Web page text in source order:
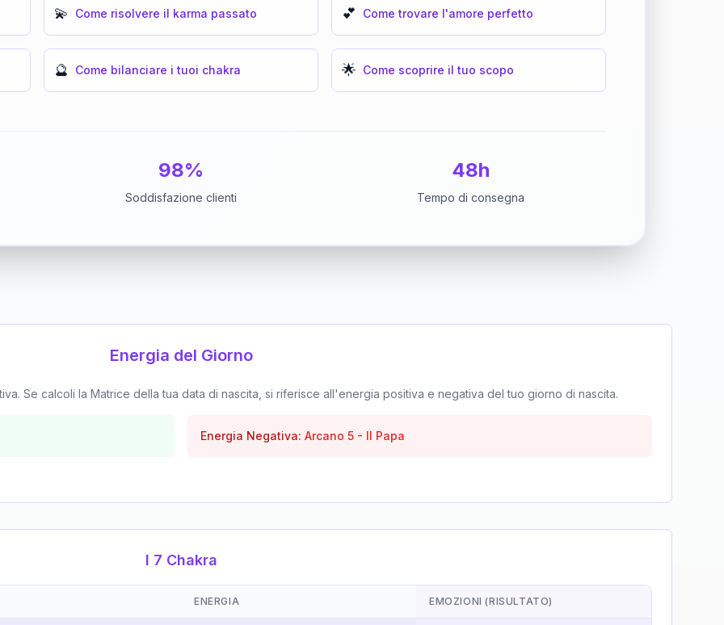
💫 Come risolvere il karma passato 💕 Come trovare l'amore perfetto
🔮 Come bilanciare i tuoi chakra 🌟 Come scoprire il tuo scopo
98%
Soddisfazione clienti
48h
Tempo di consegna
Energia del Giorno
Se calcoli la Matrice della tua data di nascita, si riferisce all'energia positiva e negativa del tuo giorno di nascita.
Energia Negativa: Arcano 5 - Il Papa
I 7 Chakra
ENERGIA EMOZIONI (RISULTATO)